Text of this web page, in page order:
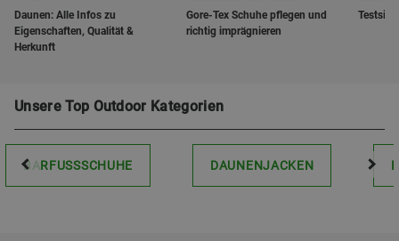
Daunen: Alle Infos zu
Eigenschaften, Qualität &
Herkunft
Gore-Tex Schuhe pflegen und
richtig imprägnieren
Unsere Top Outdoor Kategorien
BARFUSSSCHUHE DAUNENJACKEN